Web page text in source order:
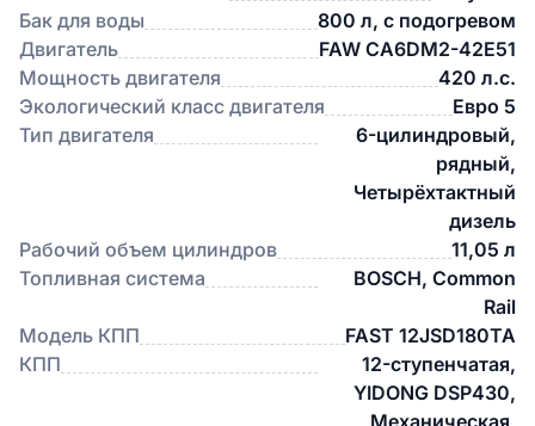
Бак для воды
800 л, с подогревом
Двигатель
FAW CA6DM2-42E51
Мощность двигателя
420 л.с.
Экологический класс двигателя
Евро 5
Тип двигателя
6-цилиндровый,
рядный,
Четырёхтактный
дизель
Рабочий объем цилиндров
11,05 л
Топливная система
BOSCH, Common
Rail
Модель КПП
FAST 12JSD180TA
КПП
12-ступенчатая,
YIDONG DSP430,
Механическая,